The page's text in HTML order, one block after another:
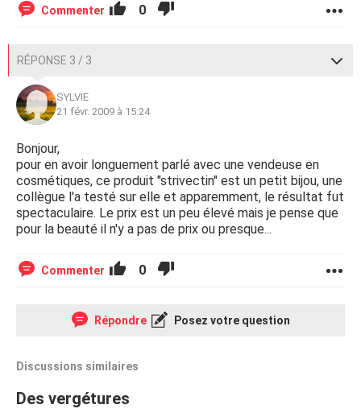
Commenter 0
RÉPONSE 3 / 3
SYLVIE
21 févr. 2009 à 15:24
Bonjour,
pour en avoir longuement parlé avec une vendeuse en
cosmétiques, ce produit "strivectin" est un petit bijou, une
collègue l'a testé sur elle et apparemment, le résultat fut
spectaculaire. Le prix est un peu élevé mais je pense que
pour la beauté il n'y a pas de prix ou presque...
Commenter 0
Répondre Posez votre question
Discussions similaires
Des vergétures